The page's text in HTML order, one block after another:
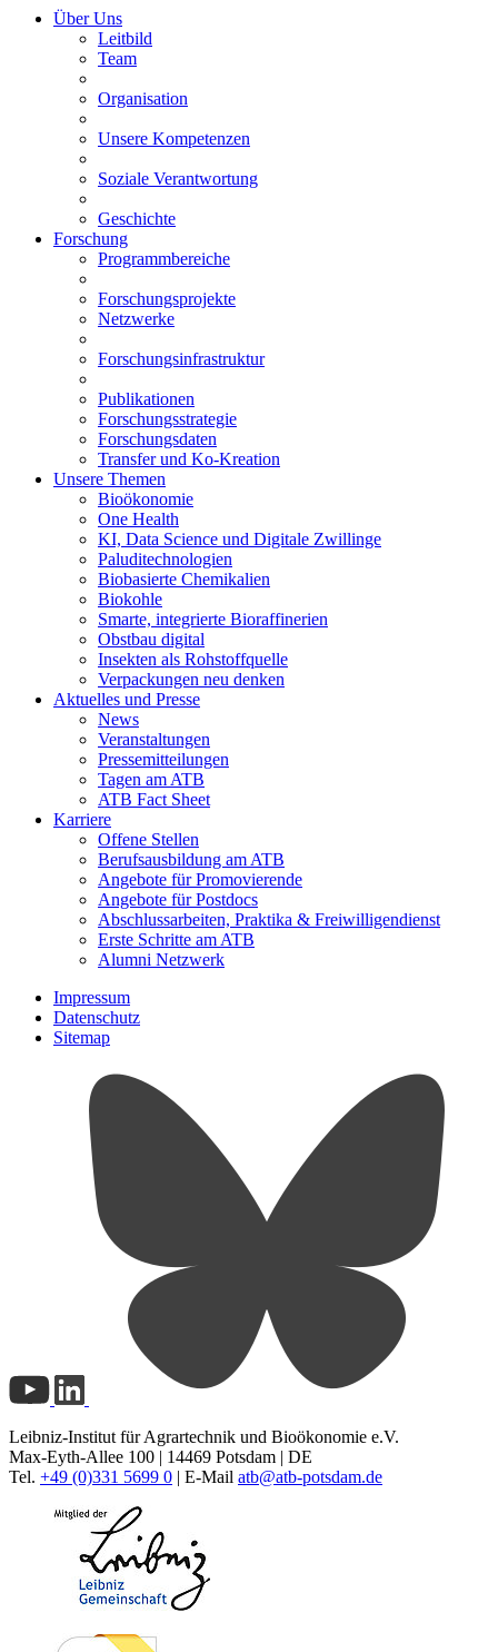
Über Uns
Leitbild
Team
Organisation
Unsere Kompetenzen
Soziale Verantwortung
Geschichte
Forschung
Programmbereiche
Forschungsprojekte
Netzwerke
Forschungsinfrastruktur
Publikationen
Forschungsstrategie
Forschungsdaten
Transfer und Ko-Kreation
Unsere Themen
Bioökonomie
One Health
KI, Data Science und Digitale Zwillinge
Paluditechnologien
Biobasierte Chemikalien
Biokohle
Smarte, integrierte Bioraffinerien
Obstbau digital
Insekten als Rohstoffquelle
Verpackungen neu denken
Aktuelles und Presse
News
Veranstaltungen
Pressemitteilungen
Tagen am ATB
ATB Fact Sheet
Karriere
Offene Stellen
Berufsausbildung am ATB
Angebote für Promovierende
Angebote für Postdocs
Abschlussarbeiten, Praktika & Freiwilligendienst
Erste Schritte am ATB
Alumni Netzwerk
Impressum
Datenschutz
Sitemap
Leibniz-Institut für Agrartechnik und Bioökonomie e.V.
Max-Eyth-Allee 100 | 14469 Potsdam | DE
Tel. +49 (0)331 5699 0 | E-Mail atb@atb-potsdam.de